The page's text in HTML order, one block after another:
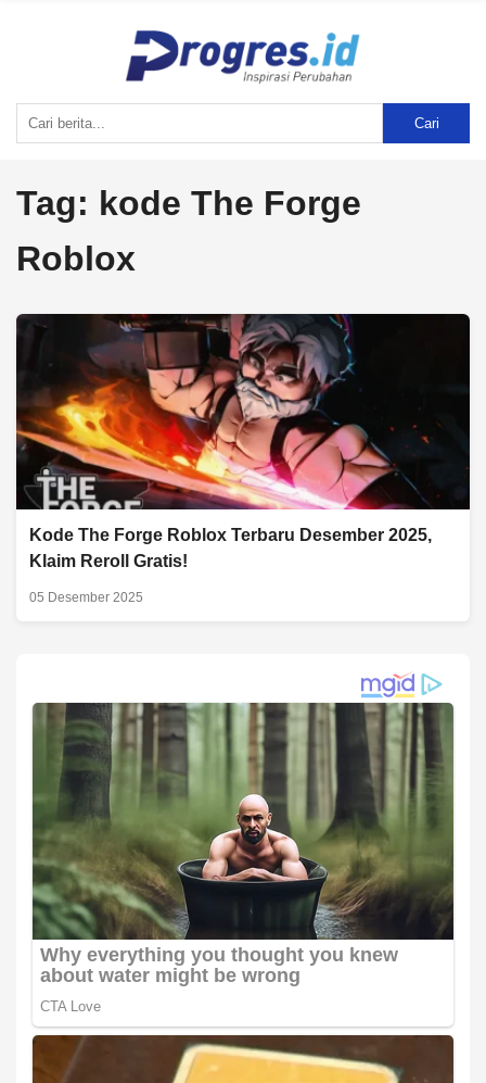
Cari
Tag: kode The Forge
Roblox
Kode The Forge Roblox Terbaru Desember 2025,
Klaim Reroll Gratis!
05 Desember 2025